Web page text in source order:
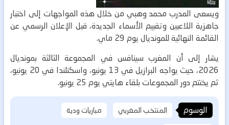
ويسعى المدرب محمد وهبي من خلال هذه المواجهات إلى اختبار
جاهزية اللاعبين وتقييم الأسماء الجديدة، قبل الإعلان الرسمي عن
القائمة النهائية للمونديال يوم 29 ماي.
يشار إلى أن المغرب سينافس في المجموعة الثالثة بمونديال
2026، حيث يواجه البرازيل في 13 يونيو، واسكتلندا في 20 يونيو،
ثم يختتم دور المجموعات بلقاء هايتي يوم 25 يونيو.
الوسوم المنتخب المغربي
مباريات ودية